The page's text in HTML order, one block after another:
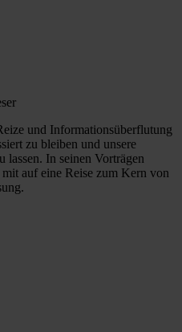
und Informationsüberflutung
zu bleiben und unsere
lassen. In seinen Vorträgen
auf eine Reise zum Kern von